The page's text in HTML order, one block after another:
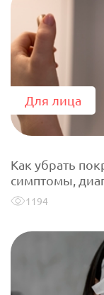
Для лица
Как убрать
симптомы,
1194